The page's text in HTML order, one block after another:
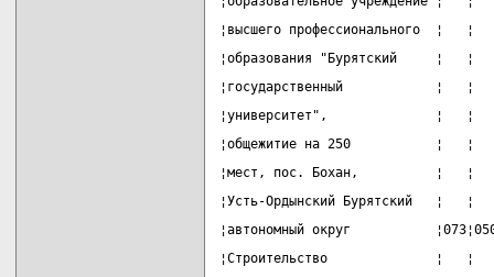
¦высшего
¦образования "Бурятский
¦государственный
¦университет",              ¦
¦общежитие на 250           ¦
¦мест, пос. Бохан,          ¦
¦Усть-Ордынский Бурятский
¦автономный округ
¦Строительство              ¦